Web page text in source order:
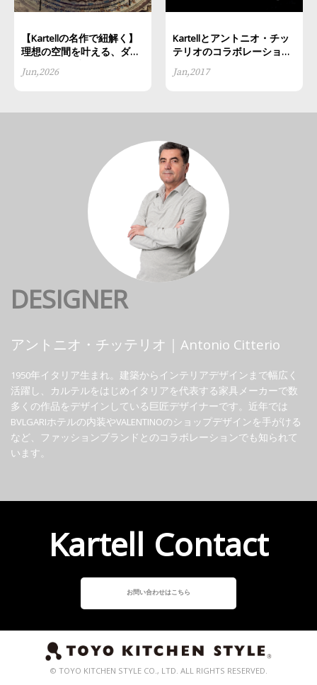
【Kartellの名作で紐解く】
理想の空間を叶える、ダイ
ニングテーブルの「正しい
選び方」
Jun,2026
Kartellとアントニオ・チッ
テリオのコラボレーション
25週年
Jan,2017
DESIGNER
アントニオ・チッテリオ｜Antonio Citterio
1950年イタリア生まれ。建築からインテリアデザインまで幅広く
活躍し、カルテルをはじめイタリアを代表する家具メーカーで数
多くの作品をデザインしている巨匠デザイナーです。近年では
BVLGARIホテルの内装やVALENTINOのショップデザインを手がける
など、ファッションブランドとのコラボレーションでも知られて
います。
Kartell Contact
お問い合わせはこちら
© TOYO KITCHEN STYLE CO., LTD. ALL RIGHTS RESERVED.